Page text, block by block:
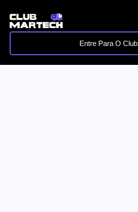
Entre Para O Club